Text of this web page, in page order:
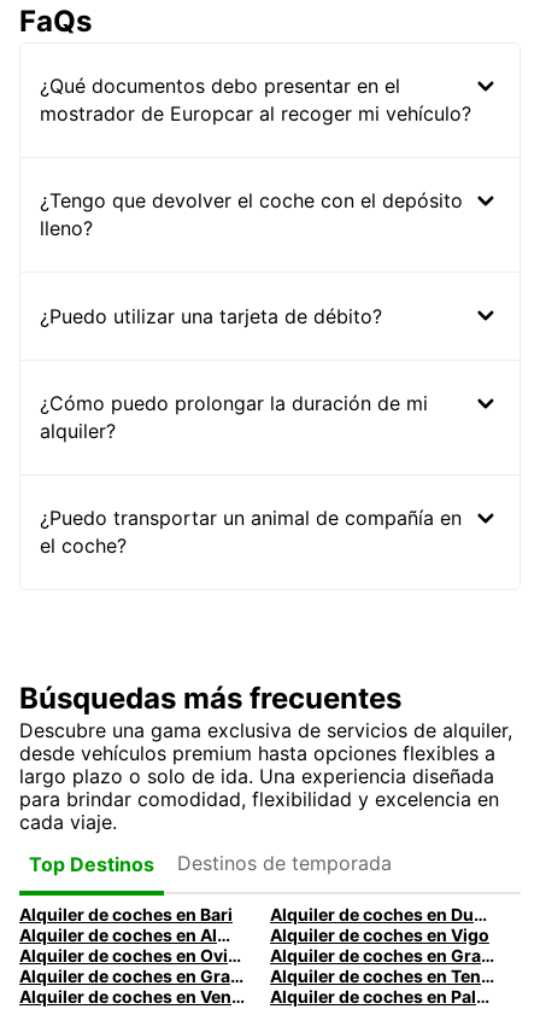
FaQs
¿Qué documentos debo presentar en el
mostrador de Europcar al recoger mi vehículo?
¿Tengo que devolver el coche con el depósito
lleno?
¿Puedo utilizar una tarjeta de débito?
¿Cómo puedo prolongar la duración de mi
alquiler?
¿Puedo transportar un animal de compañía en
el coche?
Búsquedas más frecuentes
Descubre una gama exclusiva de servicios de alquiler,
desde vehículos premium hasta opciones flexibles a
largo plazo o solo de ida. Una experiencia diseñada
para brindar comodidad, flexibilidad y excelencia en
cada viaje.
Top Destinos
Destinos de temporada
Alquiler de coches en Bari
Alquiler de coches en Dublín
Alquiler de coches en Almería
Alquiler de coches en Vigo
Alquiler de coches en Oviedo
Alquiler de coches en Granada
Alquiler de coches en Gran Canaria
Alquiler de coches en Tenerife
Alquiler de coches en Venecia
Alquiler de coches en Palermo